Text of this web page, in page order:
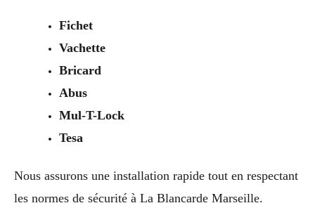
Fichet
Vachette
Bricard
Abus
Mul-T-Lock
Tesa
Nous assurons une installation rapide tout en respectant
les normes de sécurité à La Blancarde Marseille.